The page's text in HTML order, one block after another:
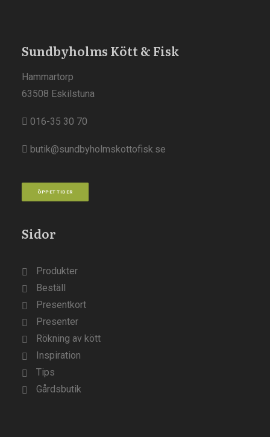
Sundbyholms Kött & Fisk
Hammartorp
63508 Eskilstuna
016-35 30 70
butik@sundbyholmskottofisk.se
ÖPPETTIDER
Sidor
Produkter
Beställ
Presentkort
Presenter
Rökning av kött
Inspiration
Tips
Gårdsbutik